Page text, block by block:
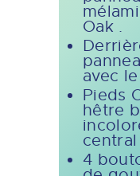
Oak .
avec
Pieds
hêtre
central
4